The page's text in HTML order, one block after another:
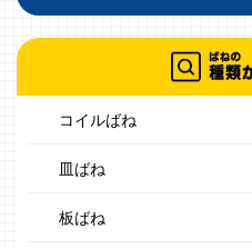
コイルばね
皿ばね
板ばね